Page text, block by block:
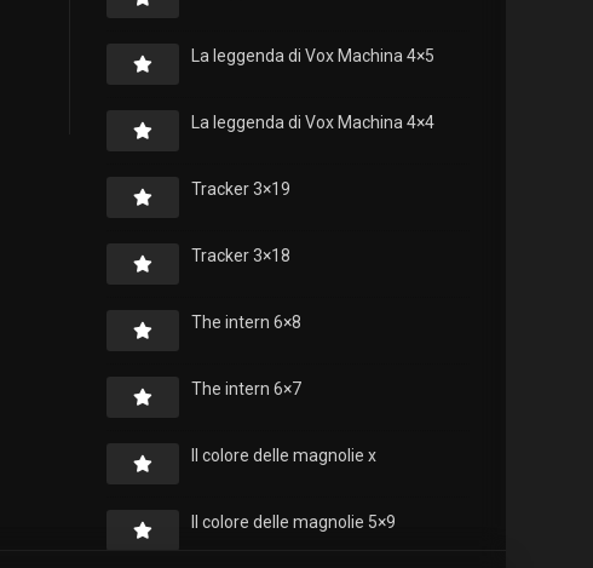
La leggenda di Vox Machina 4×5
La leggenda di Vox Machina 4×4
Tracker 3×19
Tracker 3×18
The intern 6×8
The intern 6×7
Il colore delle magnolie x
Il colore delle magnolie 5×9